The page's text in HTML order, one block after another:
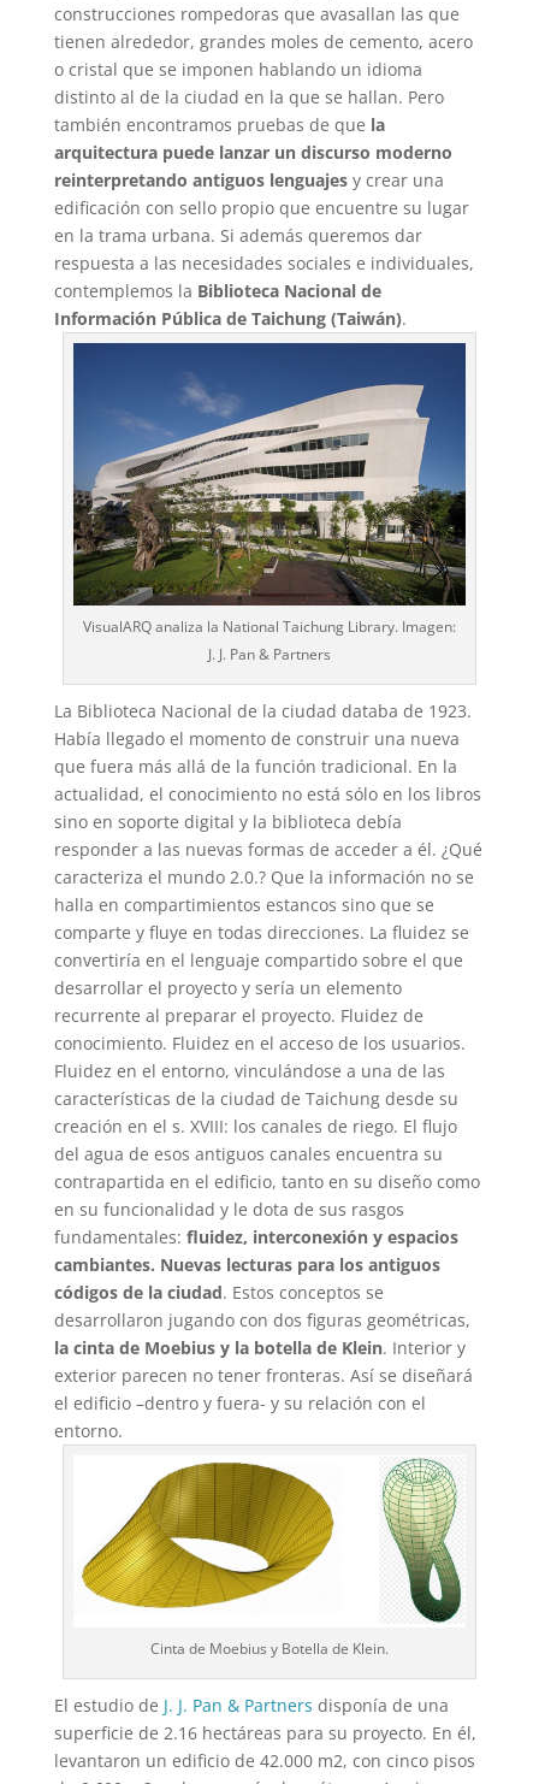
construcciones rompedoras que avasallan las que
tienen alrededor, grandes moles de cemento, acero
o cristal que se imponen hablando un idioma
distinto al de la ciudad en la que se hallan. Pero
también encontramos pruebas de que la
arquitectura puede lanzar un discurso moderno
reinterpretando antiguos lenguajesy crear una
edificación con sello propio que encuentre su lugar
en la trama urbana. Si además queremos dar
respuesta a las necesidades sociales e individuales,
contemplemos la Biblioteca Nacional de
Información Pública de Taichung (Taiwán).
VisualARQ analiza la National Taichung Library. Imagen:
J. J. Pan & Partners
La Biblioteca Nacional de la ciudad databa de 1923.
Había llegado el momento de construir una nueva
que fuera más allá de la función tradicional. En la
actualidad, el conocimiento no está sólo en los libros
sino en soporte digital y la biblioteca debía
responder a las nuevas formas de acceder a él. ¿Qué
caracteriza el mundo 2.0.? Que la información no se
halla en compartimientos estancos sino que se
comparte y fluye en todas direcciones. La fluidez se
convertiría en el lenguaje compartido sobre el que
desarrollar el proyecto y sería un elemento
recurrente al preparar el proyecto. Fluidez de
conocimiento. Fluidez en el acceso de los usuarios.
Fluidez en el entorno, vinculándose a una de las
características de la ciudad de Taichung desde su
creación en el s. XVIII: los canales de riego. El flujo
del agua de esos antiguos canales encuentra su
contrapartida en el edificio, tanto en su diseño como
en su funcionalidad y le dota de sus rasgos
fundamentales: fluidez, interconexión y espacios
cambiantes. Nuevas lecturas para los antiguos
códigos de la ciudad. Estos conceptos se
desarrollaron jugando con dos figuras geométricas,
la cinta de Moebius y la botella de Klein. Interior y
exterior parecen no tener fronteras. Así se diseñará
el edificio –dentro y fuera- y su relación con el
entorno.
Cinta de Moebius y Botella de Klein.
El estudio de J. J. Pan & Partners disponía de una
superficie de 2.16 hectáreas para su proyecto. En él,
levantaron un edificio de 42.000 m2, con cinco pisos